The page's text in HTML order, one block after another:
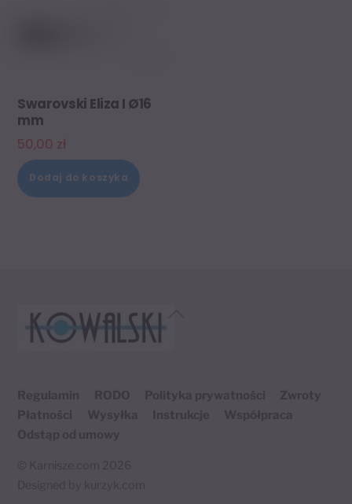
Swarovski Eliza I Ø16
mm
50,00 zł
Dodaj do koszyka